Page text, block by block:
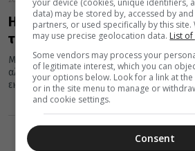
Η καλύτερη συνταγή για
τσουρέκι!
Μπορεί να υπάρξει τσουρέκι το οποίο να
αλήθεια είναι ότι όχι μόνο υπάρχει, αλλά
εκπλαγείτε...
data) may be stored by, accessed by
partners, or used specifically by this
may use precise geolocation data. List
Some vendors may process your
of legitimate interest, which you can
your options below. Look for a link at
or in the site menu to manage or
and cookie settings.
Consent